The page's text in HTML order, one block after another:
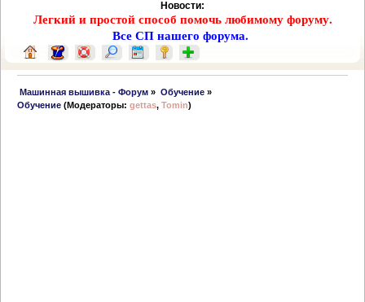
Новости:
Легкий и простой способ помочь любимому форуму.
Все СП нашего форума.
Машинная вышивка - Форум » Обучение»
Обучение (Модераторы:gettas,Tomin)